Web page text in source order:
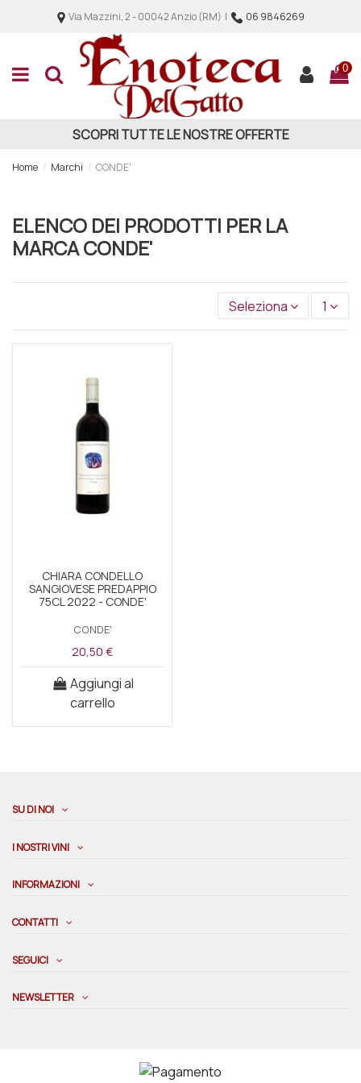
Via Mazzini, 2 - 00042 Anzio (RM) | 06 9846269
0
SCOPRI TUTTE LE NOSTRE OFFERTE
Home Marchi CONDE'
ELENCO DEI PRODOTTI PER LA
MARCA CONDE'
Seleziona 1
CHIARA CONDELLO
SANGIOVESE PREDAPPIO
75CL 2022 - CONDE'
CONDE'
20,50 €
Aggiungi al
carrello
SU DI NOI
I NOSTRI VINI
INFORMAZIONI
CONTATTI
SEGUICI
NEWSLETTER